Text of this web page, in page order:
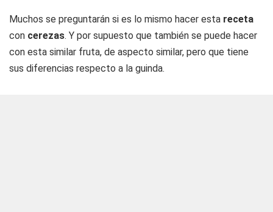
Muchos se preguntarán si es lo mismo hacer esta receta
con cerezas. Y por supuesto que también se puede hacer
con esta similar fruta, de aspecto similar, pero que tiene
sus diferencias respecto a la guinda.